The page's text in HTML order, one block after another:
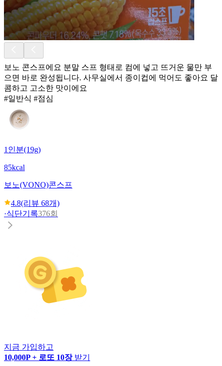
보노 콘스프에요 분말 스프 형태로 컴에 넣고 뜨거운 물만 부
으면 바로 완성됩니다. 사무실에서 종이컵에 먹어도 좋아요 달
콤하고 고소한 맛이에요
#일반식 #점심
1인분(19g)
85kcal
보노(VONO)콘스프
4.8(리뷰 68개)
·식단기록376회
지금 가입하고
10,000P + 로또 10장 받기